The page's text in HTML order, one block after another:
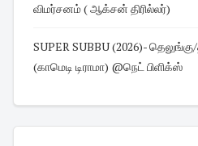
விமர்சனம் ( ஆக்சன் திரில்லர்)
SUPER SUBBU (2026)- தெலுங்கு/தமிழ் - வெப்
(காமெடி டிராமா) @நெட் பிளிக்ஸ்